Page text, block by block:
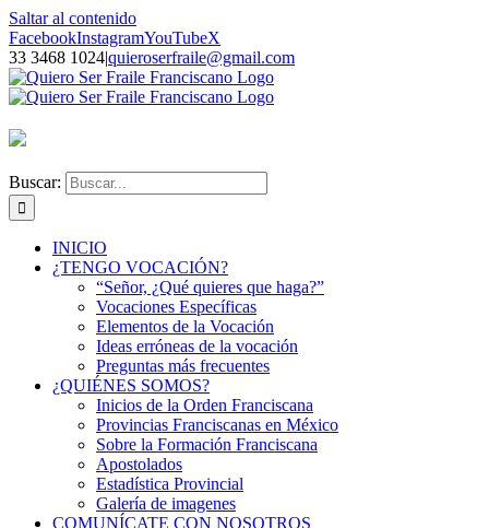
Saltar al contenido
FacebookInstagramYouTubeX
33 3468 1024|quieroserfraile@gmail.com
Buscar:
INICIO
¿TENGO VOCACIÓN?
“Señor, ¿Qué quieres que haga?”
Vocaciones Específicas
Elementos de la Vocación
Ideas erróneas de la vocación
Preguntas más frecuentes
¿QUIÉNES SOMOS?
Inicios de la Orden Franciscana
Provincias Franciscanas en México
Sobre la Formación Franciscana
Apostolados
Estadística Provincial
Galería de imagenes
COMUNÍCATE CON NOSOTROS